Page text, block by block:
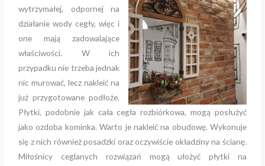
wytrzymałej, odpornej na
działanie wody cegły, więc i
one mają zadowalające
właściwości. W ich
przypadku nie trzeba jednak
nic murować, lecz nakleić na
już przygotowane podłoże.
Płytki, podobnie jak cała cegła rozbiórkowa, mogą posłużyć
jako ozdoba kominka. Warto je nakleić na obudowę. Wykonuje
się z nich również posadzki oraz oczywiście okładziny na ścianę.
Miłośnicy ceglanych rozwiązań mogą ułożyć płytki na